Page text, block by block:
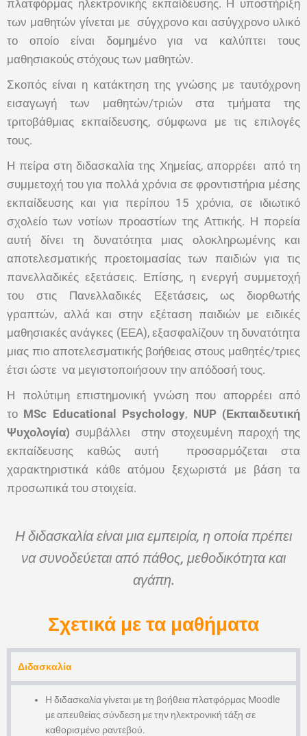
πλατφόρμας ηλεκτρονικής εκπαίδευσης. Η υποστήριξη
των μαθητών γίνεται με σύγχρονο και ασύγχρονο υλικό
το οποίο είναι δομημένο για να καλύπτει τους
μαθησιακούς στόχους των μαθητών.
Σκοπός είναι η κατάκτηση της γνώσης με ταυτόχρονη
εισαγωγή των μαθητών/τριών στα τμήματα της
τριτοβάθμιας εκπαίδευσης, σύμφωνα με τις επιλογές
τους.
Η πείρα στη διδασκαλία της Χημείας, απορρέει από τη
συμμετοχή του για πολλά χρόνια σε φροντιστήρια μέσης
εκπαίδευσης και για περίπου 15 χρόνια, σε ιδιωτικό
σχολείο των νοτίων προαστίων της Αττικής. Η πορεία
αυτή δίνει τη δυνατότητα μιας ολοκληρωμένης και
αποτελεσματικής προετοιμασίας των παιδιών για τις
πανελλαδικές εξετάσεις. Επίσης, η ενεργή συμμετοχή
του στις Πανελλαδικές Εξετάσεις, ως διορθωτής
γραπτών, αλλά και στην εξέταση παιδιών με ειδικές
μαθησιακές ανάγκες (ΕΕΑ), εξασφαλίζουν τη δυνατότητα
μιας πιο αποτελεσματικής βοήθειας στους μαθητές/τριες
έτσι ώστε να μεγιστοποιήσουν την απόδοσή τους.
Η πολύτιμη επιστημονική γνώση που απορρέει από
το MSc Educational Psychology, NUP(Εκπαιδευτική
Ψυχολογία) συμβάλλει στην στοχευμένη παροχή της
εκπαίδευσης καθώς αυτή προσαρμόζεται στα
χαρακτηριστικά κάθε ατόμου ξεχωριστά με βάση τα
προσωπικά του στοιχεία.
Η διδασκαλία είναι μια εμπειρία, η οποία πρέπει
να συνοδεύεται από πάθος, μεθοδικότητα και
αγάπη.
Σχετικά με τα μαθήματα
Διδασκαλία
Η διδασκαλία γίνεται με τη βοήθεια πλατφόρμας Moodle
με απευθείας σύνδεση με την ηλεκτρονική τάξη σε
καθορισμένο ραντεβού.